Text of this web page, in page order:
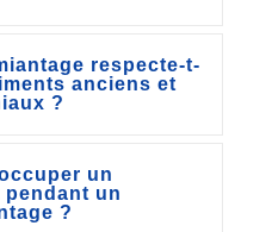
respecte-t-
anciens et
?
un
pendant un
?